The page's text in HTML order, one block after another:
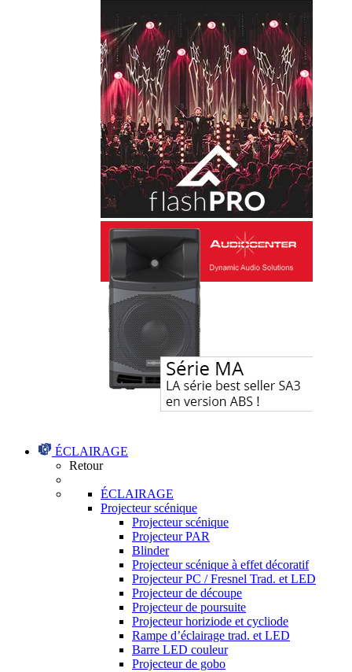
ÉCLAIRAGE
Retour
ÉCLAIRAGE
Projecteur scénique
Projecteur scénique
Projecteur PAR
Blinder
Projecteur scénique à effet décoratif
Projecteur PC / Fresnel Trad. et LED
Projecteur de découpe
Projecteur de poursuite
Projecteur horiziode et cycliode
Rampe d’éclairage trad. et LED
Barre LED couleur
Projecteur de gobo